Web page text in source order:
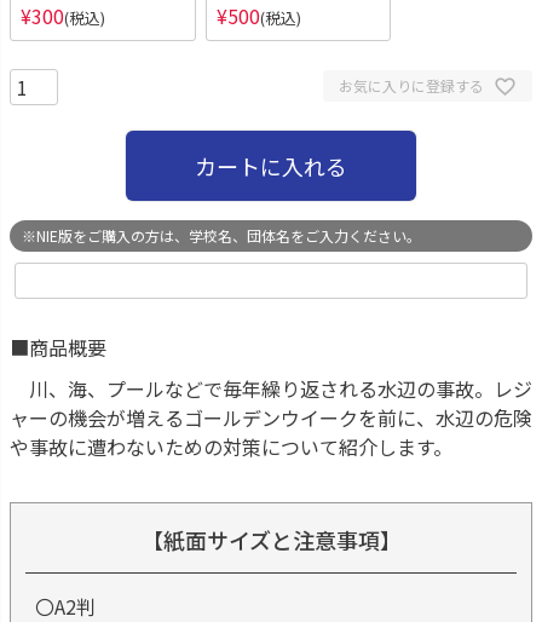
¥300 税込
¥500 税込
お気に入りに登録する
カートに入れる
※NIE版をご購入の方は、学校名、団体名をご入力ください。
■商品概要
川、海、プールなどで毎年繰り返される水辺の事故。レジ
ャーの機会が増えるゴールデンウイークを前に、水辺の危険
や事故に遭わないための対策について紹介します。
【紙面サイズと注意事項】
〇A2判